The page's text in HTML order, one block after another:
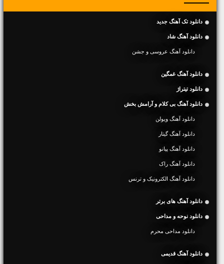
دانلود تک آهنگ جدید
دانلود آهنگ شاد
دانلود آهنگ عروسی و جشن
دانلود آهنگ غمگین
دانلود تیتراژ
دانلود آهنگ بی کلام و آرامش بخش
دانلود آهنگ ویولن
دانلود آهنگ گیتار
دانلود آهنگ پیانو
دانلود آهنگ راک
دانلود آهنگ الکترونیک و ترنس
دانلود آهنگ های برتر
دانلود نوحه و مداحی
دانلود مداحی محرم
دانلود آهنگ قدیمی